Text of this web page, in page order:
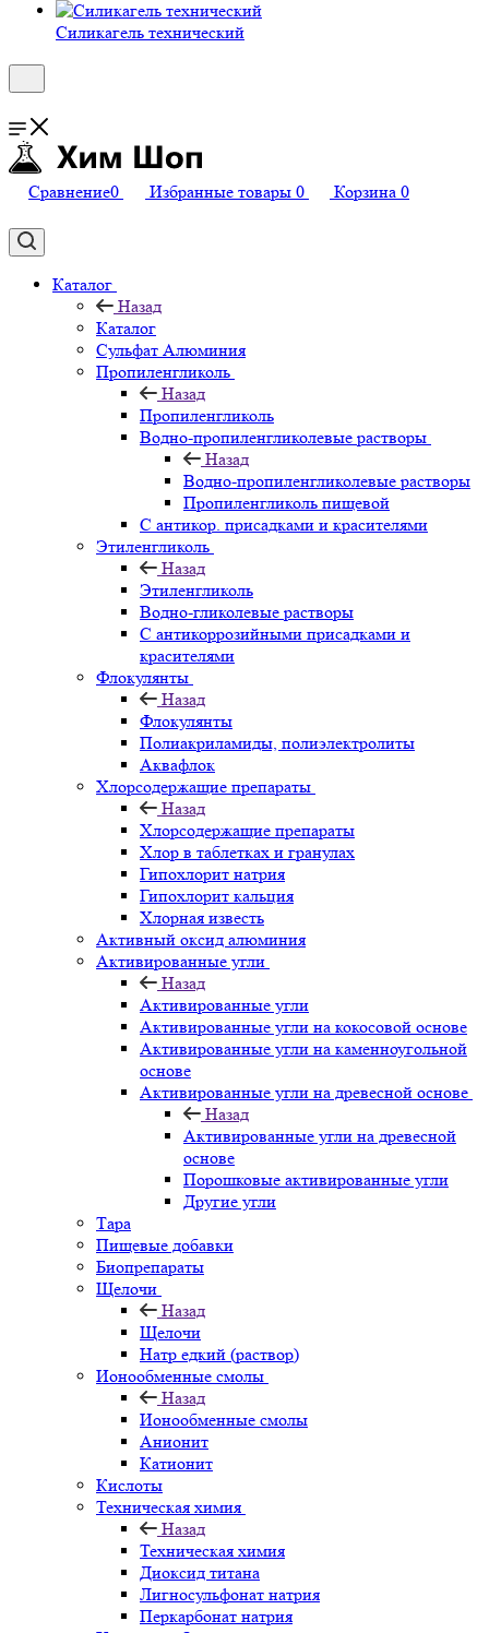
Силикагель технический
Сравнение0 Избранные товары 0 Корзина 0
Каталог
Назад
Каталог
Сульфат Алюминия
Пропиленгликоль
Назад
Пропиленгликоль
Водно-пропиленгликолевые растворы
Назад
Водно-пропиленгликолевые растворы
Пропиленгликоль пищевой
С антикор. присадками и красителями
Этиленгликоль
Назад
Этиленгликоль
Водно-гликолевые растворы
С антикоррозийными присадками и
красителями
Флокулянты
Назад
Флокулянты
Полиакриламиды, полиэлектролиты
Аквафлок
Хлорсодержащие препараты
Назад
Хлорсодержащие препараты
Хлор в таблетках и гранулах
Гипохлорит натрия
Гипохлорит кальция
Хлорная известь
Активный оксид алюминия
Активированные угли
Назад
Активированные угли
Активированные угли на кокосовой основе
Активированные угли на каменноугольной
основе
Активированные угли на древесной основе
Назад
Активированные угли на древесной
основе
Порошковые активированные угли
Другие угли
Тара
Пищевые добавки
Биопрепараты
Щелочи
Назад
Щелочи
Натр едкий (раствор)
Ионообменные смолы
Назад
Ионообменные смолы
Анионит
Катионит
Кислоты
Техническая химия
Назад
Техническая химия
Диоксид титана
Лигносульфонат натрия
Перкарбонат натрия